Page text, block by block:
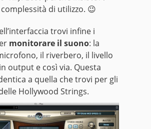
di utilizzo. 😉
trovi infine i
monitorare il suono: la
il riverbero, il livello
output e così via. Questa
a quella che trovi per gli
Hollywood Strings.